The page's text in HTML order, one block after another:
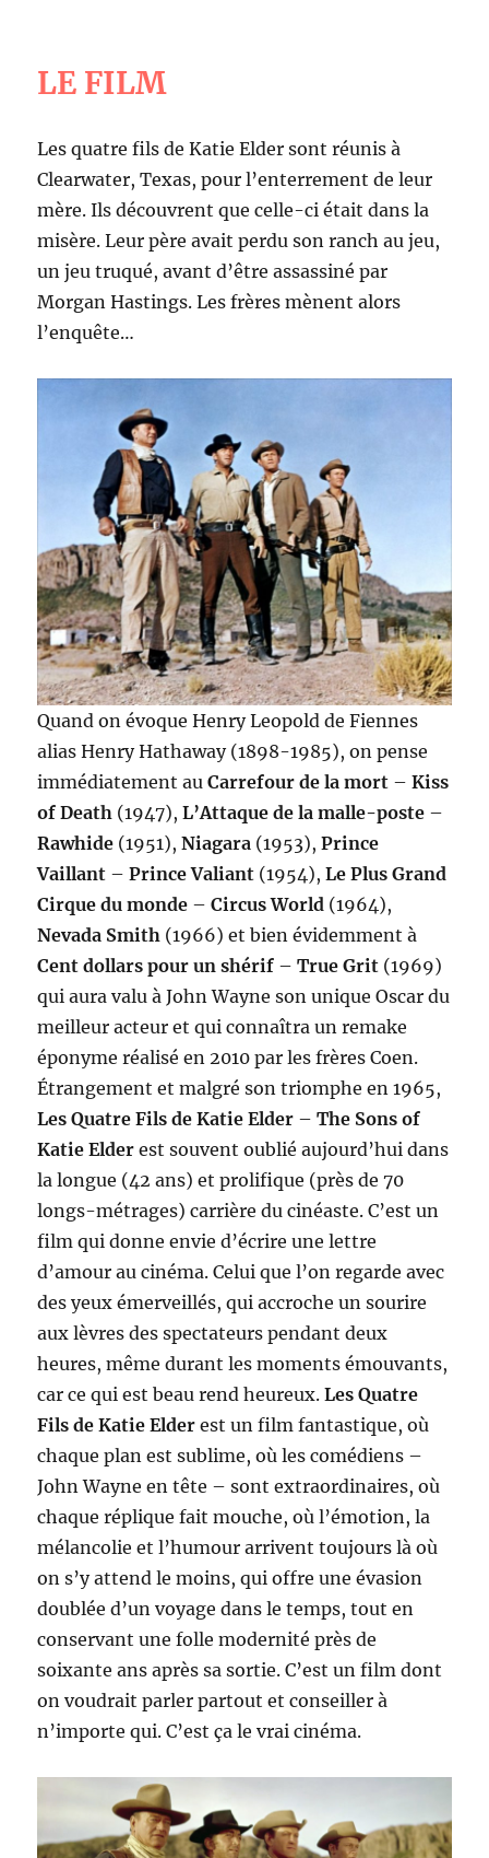
LE FILM
Les quatre fils de Katie Elder sont réunis à
Clearwater, Texas, pour l’enterrement de leur
mère. Ils découvrent que celle-ci était dans la
misère. Leur père avait perdu son ranch au jeu,
un jeu truqué, avant d’être assassiné par
Morgan Hastings. Les frères mènent alors
l’enquête…
Quand on évoque Henry Leopold de Fiennes
alias Henry Hathaway (1898-1985), on pense
immédiatement auCarrefour de la mort –Kiss
of Death (1947),L’Attaque de la malle-poste –
Rawhide (1951),Niagara (1953),Prince
Vaillant –Prince Valiant (1954),Le Plus Grand
Cirque du monde –Circus World (1964),
Nevada Smith (1966) et bien évidemment à
Cent dollars pour un shérif –True Grit (1969)
qui aura valu à John Wayne son unique Oscar du
meilleur acteur et qui connaîtra un remake
éponyme réalisé en 2010 par les frères Coen.
Étrangement et malgré son triomphe en 1965,
Les Quatre Fils de Katie Elder –The Sons of
Katie Elderest souvent oublié aujourd’hui dans
la longue (42 ans) et prolifique (près de 70
longs-métrages) carrière du cinéaste. C’est un
film qui donne envie d’écrire une lettre
d’amour au cinéma. Celui que l’on regarde avec
des yeux émerveillés, qui accroche un sourire
aux lèvres des spectateurs pendant deux
heures, même durant les moments émouvants,
car ce qui est beau rend heureux.Les Quatre
Fils de Katie Elder est un film fantastique, où
chaque plan est sublime, où les comédiens –
John Wayne en tête – sont extraordinaires, où
chaque réplique fait mouche, où l’émotion, la
mélancolie et l’humour arrivent toujours là où
on s’y attend le moins, qui offre une évasion
doublée d’un voyage dans le temps, tout en
conservant une folle modernité près de
soixante ans après sa sortie. C’est un film dont
on voudrait parler partout et conseiller à
n’importe qui. C’est ça le vrai cinéma.